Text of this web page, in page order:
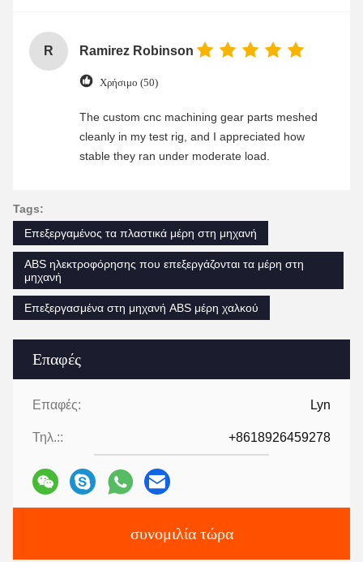
Επαφές
Επαφές: Lyn
Τηλ.:: +8618926459278
συνομιλία τώρα
R Ramirez Robinson
Χρήσιμο (50)
The custom cnc machining gear parts meshed
cleanly in my test rig, and I appreciated how
stable they ran under moderate load.
Tags:
Επεξεργαμένος τα πλαστικά μέρη στη μηχανή
ABS ηλεκτροφόρησης που επεξεργάζονται τα μέρη στη
μηχανή
Επεξεργασμένα στη μηχανή ABS μέρη χαλκού